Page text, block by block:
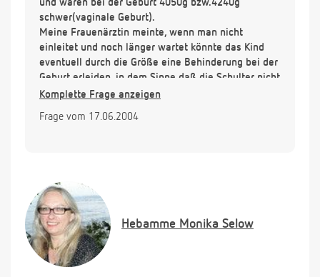
und waren bei der Geburt 4050g bzw.4240g
schwer(vaginale Geburt).
Meine Frauenärztin meinte, wenn man nicht
einleitet und noch länger wartet könnte das Kind
eventuell durch die Größe eine Behinderung bei der
Geburt erleiden, in dem Sinne daß die Schulter nicht
durchpaßt und es dann einen z.B. einen steifen Arm
würden Sie´s mit dem Einleiten versuchen.
Komplette Frage anzeigen
Frage vom 17.06.2004
Hebamme Monika Selow